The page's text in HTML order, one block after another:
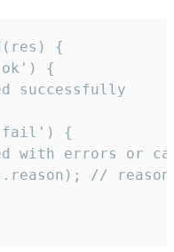
{
{
successfully
{
with errors or
//